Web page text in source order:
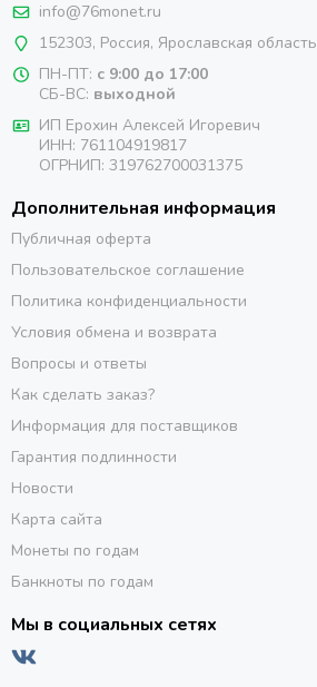
info@76monet.ru
152303, Россия, Ярославская область
ПН-ПТ: с 9:00 до 17:00
СБ-ВС: выходной
ИП Ерохин Алексей Игоревич
ИНН: 761104919817
ОГРНИП: 319762700031375
Дополнительная информация
Публичная оферта
Пользовательское соглашение
Политика конфиденциальности
Условия обмена и возврата
Вопросы и ответы
Как сделать заказ?
Информация для поставщиков
Гарантия подлинности
Новости
Карта сайта
Монеты по годам
Банкноты по годам
Мы в социальных сетях